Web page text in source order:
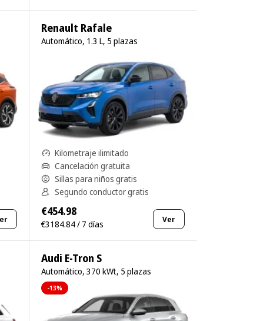
Renault Rafale
Automático, 1.3 L, 5 plazas
Kilometraje ilimitado
Cancelación gratuita
Sillas para niños gratis
Segundo conductor gratis
€454.98
€3184.84 / 7 días Ver
Audi E-Tron S
Automático, 370 kWt, 5 plazas
-13%